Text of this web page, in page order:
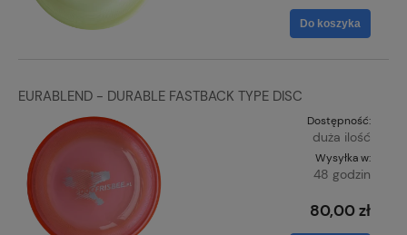
Do koszyka
EURABLEND - DURABLE FASTBACK TYPE DISC
Dostępność:
duża ilość
Wysyłka w:
48 godzin
80,00 zł